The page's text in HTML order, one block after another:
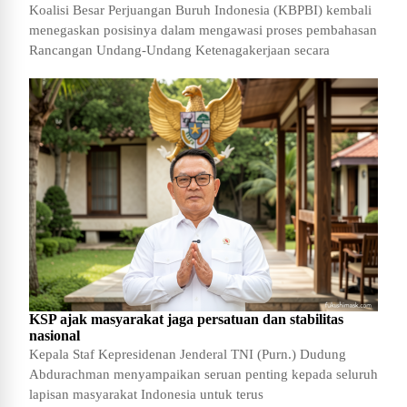
Koalisi Besar Perjuangan Buruh Indonesia (KBPBI) kembali
menegaskan posisinya dalam mengawasi proses pembahasan
Rancangan Undang-Undang Ketenagakerjaan secara
KSP ajak masyarakat jaga persatuan dan stabilitas
nasional
Kepala Staf Kepresidenan Jenderal TNI (Purn.) Dudung
Abdurachman menyampaikan seruan penting kepada seluruh
lapisan masyarakat Indonesia untuk terus